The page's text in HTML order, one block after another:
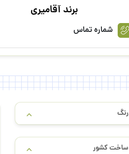
برند آقامیری
شماره تماس
رنگ
ساخت کشور